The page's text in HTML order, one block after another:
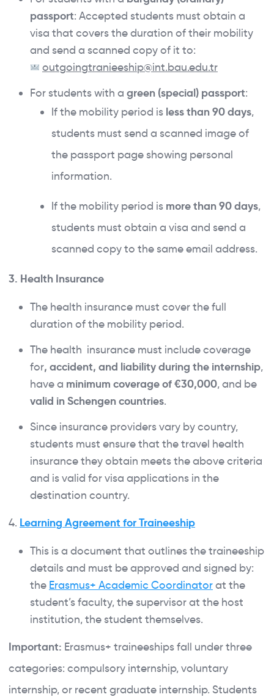
passport: Accepted students must obtain a
visa that covers the duration of their mobility
and send a scanned copy of it to:
outgoingtranieeship@int.bau.edu.tr
For students with a green (special) passport:
If the mobility period is less than 90 days,
students must send a scanned image of
the passport page showing personal
information.
If the mobility period is more than 90 days,
students must obtain a visa and send a
scanned copy to the same email address.
3. Health Insurance
The health insurance must cover the full
duration of the mobility period.
The health insurance must include coverage
for, accident, and liability during the internship,
have a minimum coverage of €30,000, and be
valid in Schengen countries.
Since insurance providers vary by country,
students must ensure that the travel health
insurance they obtain meets the above criteria
and is valid for visa applications in the
destination country.
4. Learning Agreement for Traineeship
This is a document that outlines the traineeship
details and must be approved and signed by:
the Erasmus+ Academic Coordinatorat the
student’s faculty, the supervisor at the host
institution, the student themselves.
Important: Erasmus+ traineeships fall under three
categories: compulsory internship, voluntary
internship, or recent graduate internship. Students